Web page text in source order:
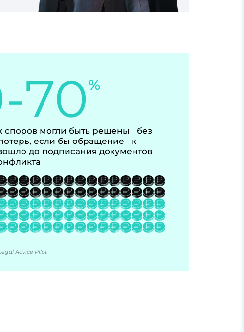
70%
споров могли быть решены без
если бы обращение к
до подписания документов
Advice Pilot